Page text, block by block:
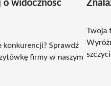
o widoczność
konkurencji? Sprawdź
firmy w naszym
Twoja